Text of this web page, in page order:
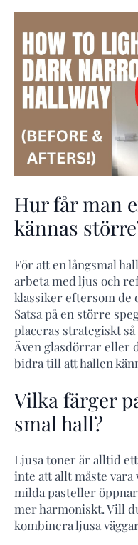
Hur får man
kännas
För att en långsmal
arbeta med ljus och
klassiker eftersom
Satsa på en större
placeras strategiskt
Även glasdörrar eller
bidra till att hallen
Vilka färger
smal hall?
Ljusa toner är alltid
inte att allt måste
milda pasteller
mer harmoniskt. Vill
kombinera ljusa